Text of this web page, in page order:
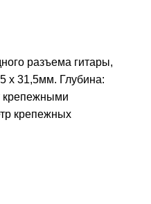
разъема гитары,
х 31,5мм. Глубина:
крепежными
крепежных